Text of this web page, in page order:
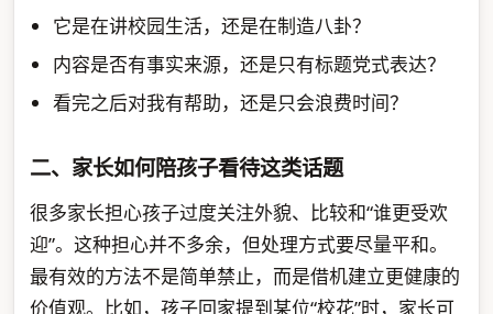
它是在讲校园生活，还是在制造八卦？
内容是否有事实来源，还是只有标题党式表达？
看完之后对我有帮助，还是只会浪费时间？
二、家长如何陪孩子看待这类话题
很多家长担心孩子过度关注外貌、比较和“谁更受欢
迎”。这种担心并不多余，但处理方式要尽量平和。
最有效的方法不是简单禁止，而是借机建立更健康的
价值观。比如，孩子回家提到某位“校花”时，家长可